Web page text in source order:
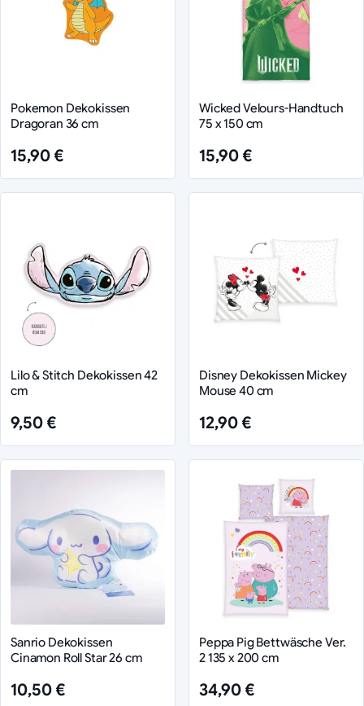
Pokemon Dekokissen
Dragoran 36 cm
15,90 €
Wicked Velours-Handtuch
75 x 150 cm
15,90 €
Lilo & Stitch Dekokissen 42
cm
9,50 €
Disney Dekokissen Mickey
Mouse 40 cm
12,90 €
Sanrio Dekokissen
Cinamon Roll Star 26 cm
10,50 €
Peppa Pig Bettwäsche Ver.
2 135 x 200 cm
34,90 €